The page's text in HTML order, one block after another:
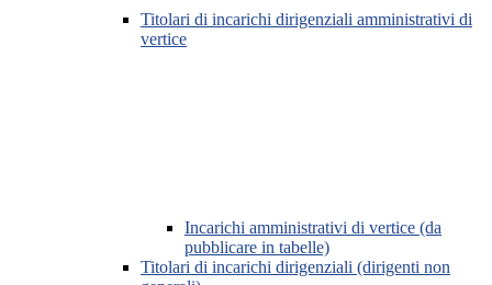
Titolari di incarichi dirigenziali amministrativi di
vertice
Incarichi amministrativi di vertice (da
pubblicare in tabelle)
Titolari di incarichi dirigenziali (dirigenti non